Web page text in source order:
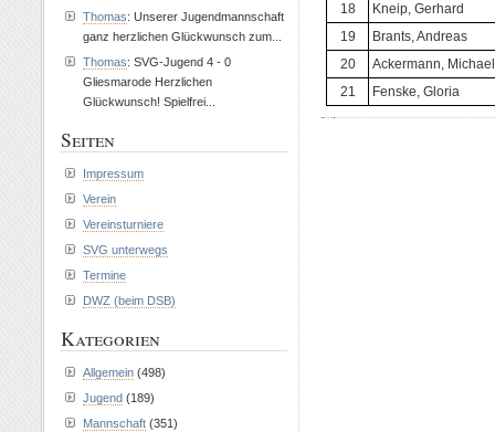
18
Kneip, Gerhard
19
Brants, Andreas
20
Ackermann, Michael
21
Fenske, Gloria
Thomas: Unserer Jugendmannschaft
ganz herzlichen Glückwunsch zum...
Thomas: SVG-Jugend 4 - 0
Gliesmarode Herzlichen
Glückwunsch! Spielfrei...
Seiten
Impressum
Verein
Vereinsturniere
SVG unterwegs
Termine
DWZ (beim DSB)
Kategorien
Allgemein (498)
Jugend (189)
Mannschaft (351)